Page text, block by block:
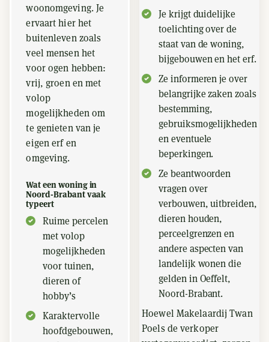
woonomgeving. Je
ervaart hier het
buitenleven zoals
veel mensen het
voor ogen hebben:
vrij, groen en met
volop
mogelijkheden om
te genieten van je
eigen erf en
omgeving.
Wat een woning in
Noord-Brabant vaak
typeert
Ruime percelen
met volop
mogelijkheden
voor tuinen,
dieren of
hobby’s
Karaktervolle
hoofdgebouwen,
Je krijgt duidelijke
toelichting over de
staat van de woning,
bijgebouwen en het erf.
Ze informeren je over
belangrijke zaken zoals
bestemming,
gebruiksmogelijkheden
en eventuele
beperkingen.
Ze beantwoorden
vragen over
verbouwen, uitbreiden,
dieren houden,
perceelgrenzen en
andere aspecten van
landelijk wonen die
gelden in Oeffelt,
Noord-Brabant.
Hoewel Makelaardij Twan
Poels de verkoper